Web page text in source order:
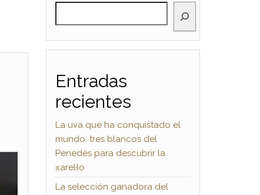
Entradas
recientes
La uva que ha conquistado el
mundo: tres blancos del
Penedès para descubrir la
xarel·lo
La selección ganadora del